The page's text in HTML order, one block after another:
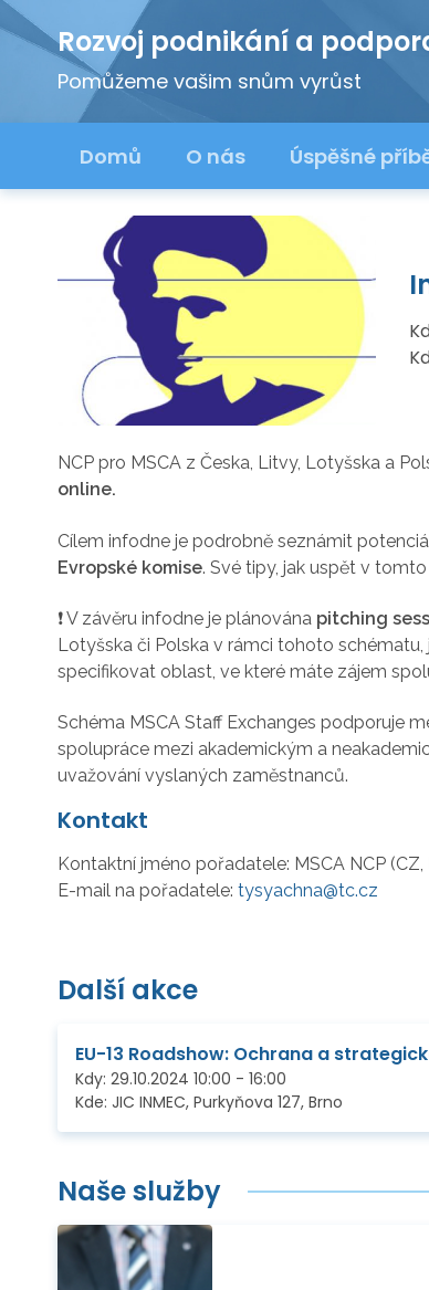
Rozvoj podnikání a
Pomůžeme vašim snům vyrůst
Domů O nás Úspěšné
NCP pro MSCA z Česka, Litvy, Lotyšska a
online.
Cílem infodne je podrobně seznámit
Evropské komise. Své tipy, jak uspět v
❗V závěru infodne je plánována pitching
Lotyšska či Polska v rámci tohoto
specifikovat oblast, ve které máte zájem
Schéma MSCA Staff Exchanges podporuje
spolupráce mezi akademickým a
uvažování vyslaných zaměstnanců.
Kontakt
Kontaktní jméno pořadatele: MSCA NCP (CZ,
E-mail na pořadatele: tysyachna@tc.cz
Další akce
Kdy: 29.10.2024 10:00 - 16:00
Kde: JIC INMEC, Purkyňova 127, Brno
Naše služby